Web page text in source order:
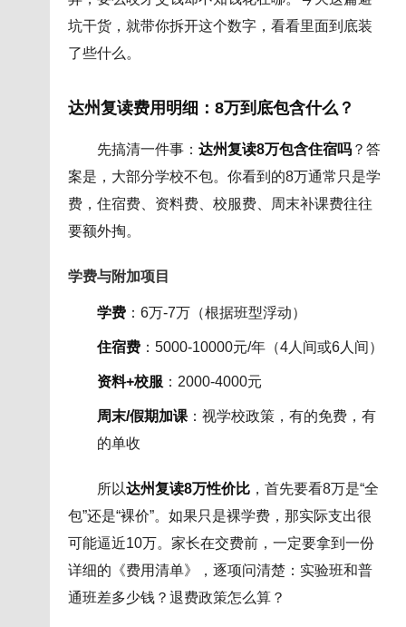
坑干货，就带你拆开这个数字，看看里面到底装
了些什么。
达州复读费用明细：8万到底包含什么？
先搞清一件事： 达州复读8万包含住宿吗？答
案是，大部分学校不包。你看到的8万通常只是学
费，住宿费、资料费、校服费、周末补课费往往
要额外掏。
学费与附加项目
学费：6万-7万（根据班型浮动）
住宿费：5000-10000元/年（4人间或6人间）
资料+校服 ：2000-4000元
周末/假期加课：视学校政策，有的免费，有
的单收
所以达州复读8万性价比，首先要看8万是“全
包”还是“裸价”。如果只是裸学费，那实际支出很
可能逼近10万。家长在交费前，一定要拿到一份
详细的《费用清单》，逐项问清楚：实验班和普
通班差多少钱？退费政策怎么算？